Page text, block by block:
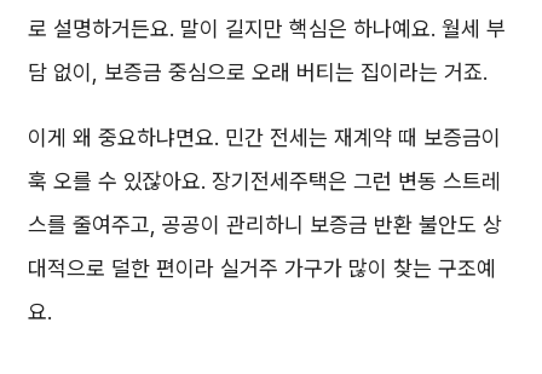
로 설명하거든요. 말이 길지만 핵심은 하나예요. 월세 부
담 없이, 보증금 중심으로 오래 버티는 집이라는 거죠.
이게 왜 중요하냐면요. 민간 전세는 재계약 때 보증금이
훅 오를 수 있잖아요. 장기전세주택은 그런 변동 스트레
스를 줄여주고, 공공이 관리하니 보증금 반환 불안도 상
대적으로 덜한 편이라 실거주 가구가 많이 찾는 구조예
요.